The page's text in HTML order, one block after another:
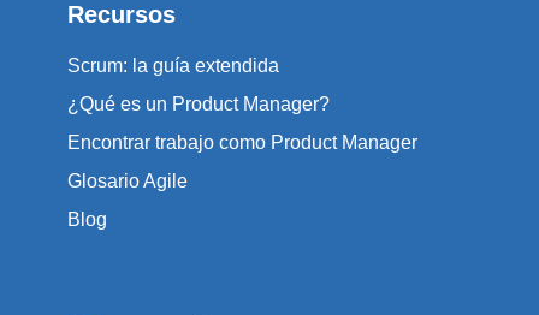
Recursos
Scrum: la guía extendida
¿Qué es un Product Manager?
Encontrar trabajo como Product Manager
Glosario Agile
Blog